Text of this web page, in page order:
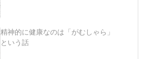
精神的に健康なのは「がむしゃら」
という話